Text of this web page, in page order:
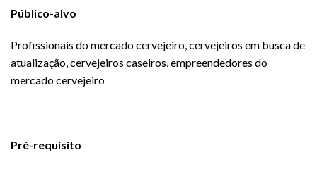
Público-alvo
Profissionais do mercado cervejeiro, cervejeiros em busca de
atualização, cervejeiros caseiros, empreendedores do
mercado cervejeiro
Pré-requisito